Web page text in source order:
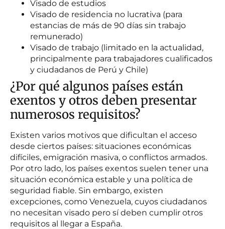
Visado de estudios
Visado de residencia no lucrativa (para
estancias de más de 90 días sin trabajo
remunerado)
Visado de trabajo (limitado en la actualidad,
principalmente para trabajadores cualificados
y ciudadanos de Perú y Chile)
¿Por qué algunos países están
exentos y otros deben presentar
numerosos requisitos?
Existen varios motivos que dificultan el acceso
desde ciertos países: situaciones económicas
difíciles, emigración masiva, o conflictos armados.
Por otro lado, los países exentos suelen tener una
situación económica estable y una política de
seguridad fiable. Sin embargo, existen
excepciones, como Venezuela, cuyos ciudadanos
no necesitan visado pero sí deben cumplir otros
requisitos al llegar a España.